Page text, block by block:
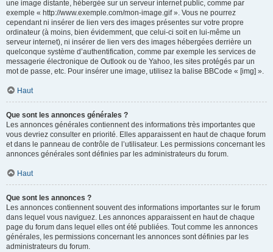
une image distante, hébergée sur un serveur internet public, comme par
exemple « http://www.exemple.com/mon-image.gif ». Vous ne pourrez
cependant ni insérer de lien vers des images présentes sur votre propre
ordinateur (à moins, bien évidemment, que celui-ci soit en lui-même un
serveur internet), ni insérer de lien vers des images hébergées derrière un
quelconque système d’authentification, comme par exemple les services de
messagerie électronique de Outlook ou de Yahoo, les sites protégés par un
mot de passe, etc. Pour insérer une image, utilisez la balise BBCode « [img] ».
Haut
Que sont les annonces générales ?
Les annonces générales contiennent des informations très importantes que
vous devriez consulter en priorité. Elles apparaissent en haut de chaque forum
et dans le panneau de contrôle de l’utilisateur. Les permissions concernant les
annonces générales sont définies par les administrateurs du forum.
Haut
Que sont les annonces ?
Les annonces contiennent souvent des informations importantes sur le forum
dans lequel vous naviguez. Les annonces apparaissent en haut de chaque
page du forum dans lequel elles ont été publiées. Tout comme les annonces
générales, les permissions concernant les annonces sont définies par les
administrateurs du forum.